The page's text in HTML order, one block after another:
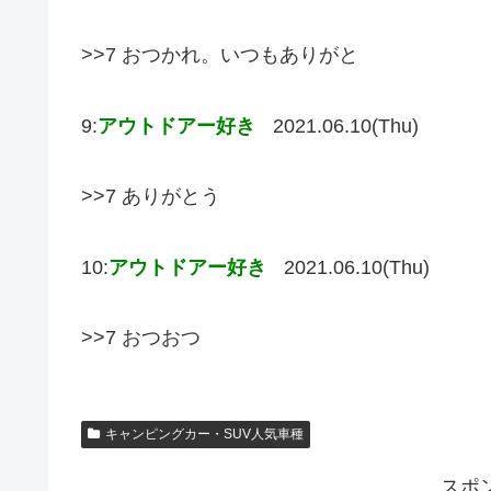
>>7 おつかれ。いつもありがと
9:アウトドアー好き 2021.06.10(Thu)
>>7 ありがとう
10:アウトドアー好き 2021.06.10(Thu)
>>7 おつおつ
キャンピングカー・SUV人気車種
スポ